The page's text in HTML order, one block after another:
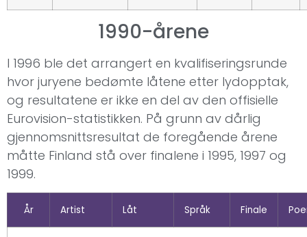
1990-årene
I 1996 ble det arrangert en kvalifiseringsrunde
hvor juryene bedømte låtene etter lydopptak,
og resultatene er ikke en del av den offisielle
Eurovision-statistikken. På grunn av dårlig
gjennomsnittsresultat de foregående årene
måtte Finland stå over finalene i 1995, 1997 og
1999.
År Artist Låt Språk Finale